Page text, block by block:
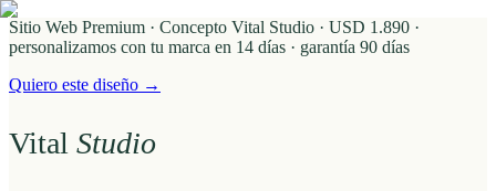
Sitio Web Premium · Concepto Vital Studio · USD 1.890 ·
personalizamos con tu marca en 14 días · garantía 90 días
Quiero este diseño →
Vital Studio